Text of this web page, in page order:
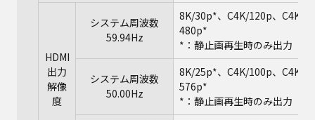
HDMI
出力
解像
度
システム周波数
59.94Hz
8K/30p*、C4K/120p、C4K
480p*
*：静止画再生時のみ出力
システム周波数
50.00Hz
8K/25p*、C4K/100p、C4K
576p*
*：静止画再生時のみ出力